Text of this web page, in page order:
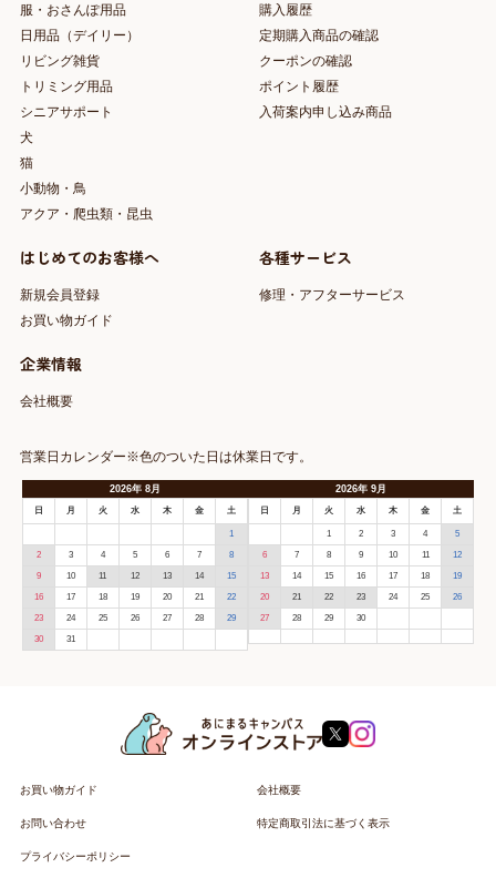
服・おさんぽ用品
日用品（デイリー）
リビング雑貨
トリミング用品
シニアサポート
犬
猫
小動物・鳥
アクア・爬虫類・昆虫
購入履歴
定期購入商品の確認
クーポンの確認
ポイント履歴
入荷案内申し込み商品
はじめてのお客様へ
新規会員登録
お買い物ガイド
各種サービス
修理・アフターサービス
企業情報
会社概要
営業日カレンダー※色のついた日は休業日です。
2026年 8月
日 月 火 水 木 金 土
1
2 3 4 5 6 7 8
9 10 11 12 13 14 15
16 17 18 19 20 21 22
23 24 25 26 27 28 29
30 31
2026年9月
日 月 火 水 木 金 土
1 2 3 4 5
6 7 8 9 10 11 12
13 14 15 16 17 18 19
20 21 22 23 24 25 26
27 28 29 30
お買い物ガイド 会社概要
お問い合わせ 特定商取引法に基づく表示
プライバシーポリシー